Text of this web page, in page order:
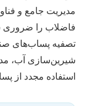
مدیریت جامع و
فاضلاب را
تصفیه پساب‌های
شیرین‌سازی آب،
استفاده مجدد از